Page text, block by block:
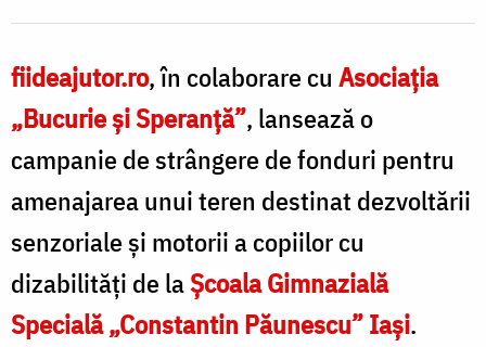
Iași
fiideajutor.ro, în colaborare cu Asociația
„Bucurie și Speranță”, lansează o
campanie de strângere de fonduri pentru
amenajarea unui teren destinat dezvoltării
senzoriale și motorii a copiilor cu
dizabilități de laȘcoala Gimnazială
Specială „Constantin Păunescu” Iași.